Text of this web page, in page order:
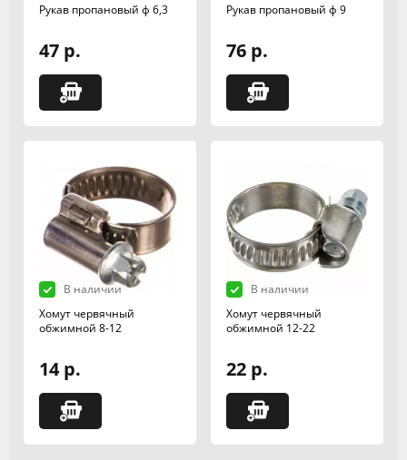
Рукав пропановый ф 6,3
47 р.
Рукав пропановый ф 9
76 р.
В наличии
Хомут червячный
обжимной 8-12
14 р.
В наличии
Хомут червячный
обжимной 12-22
22 р.